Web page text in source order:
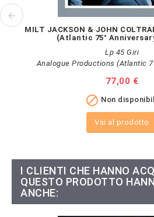
MILT JACKSON & JOHN
(Atlantic 75°
Lp 45 Giri
Analogue Productions (Atlantic
Prezzo
77,00 €
 Non
Vai al prodotto
I CLIENTI CHE HANNO
QUESTO PRODOTTO
ANCHE: